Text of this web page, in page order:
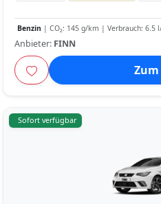
Benzin | CO₂: 145 g/km | Verbrauch: 6.5
Anbieter: FINN
Sofort verfügbar